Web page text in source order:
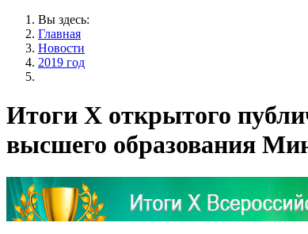
Вы здесь:
Главная
Новости
2019 год
Итоги X открытого
высшего образования